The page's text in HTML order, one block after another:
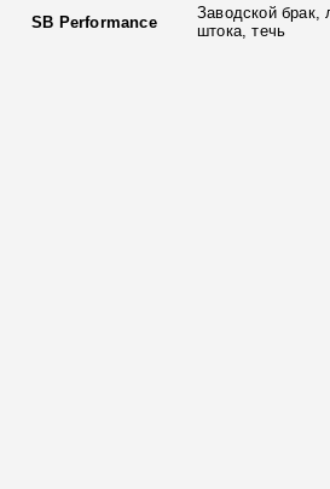
SB Performance
Заводской
штока, течь